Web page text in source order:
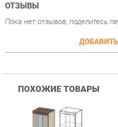
Гостиная Стиль
Атлантида-2 Венге-дуб